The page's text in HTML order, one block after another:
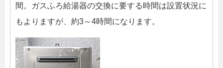
間。ガスふろ給湯器の交換に要する時間は設置状況に
もよりますが、約3～4時間になります。